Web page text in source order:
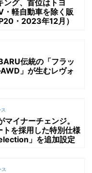
ング、首位はトヨ
・軽自動車を除く販
・2023年12月）
伝統の「フラッ
」が生むレヴォ
イナーチェンジ。
トを採用した特別仕様
」を追加設定